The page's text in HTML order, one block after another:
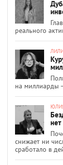
реального
на миллиарды
нет
снижает ни
сработало в